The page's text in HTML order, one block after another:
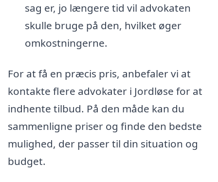
sag er, jo længere tid vil advokaten
skulle bruge på den, hvilket øger
omkostningerne.
For at få en præcis pris, anbefaler vi at
kontakte flere advokater i Jordløse for at
indhente tilbud. På den måde kan du
sammenligne priser og finde den bedste
mulighed, der passer til din situation og
budget.